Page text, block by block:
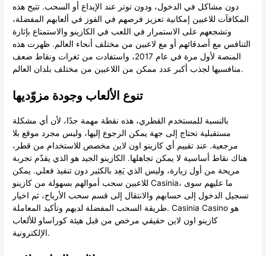
دون مشاكل في الدخول، ودون توتر عند الإيداع أو السحب. تتيح هذه
المكافآت للاعبين إمكانية تعزيز فرصهم في الفوز في ألعابهم المفضلة،
وتشجعهم على الاستمرار في اللعب في الكازينو والاستمتاع بإثارة
التنافس مع أصدقائهم أو مع لاعبين من مختلف أنحاء العالم. ظهرت هذه
المنصة لأول مرة في عام 2017، واستفادت من ثغرات ونقاط ضعف
منافسيها لجذب أكبر عدد ممكن من اللاعبين من مختلف بلدان العالم.
تنوع الألعاب وجودة مزوّديها
بالنسبة للمستخدم القطري، هذه نقطة مهمة جدًا، لأن أي مشكلة
مستقبلية تحتاج إلى جهة يمكن الرجوع إليها، وليس مجرد موقع بلا
مرجعية. عند تقييم أي كازينو اون لاين مخصص للاستخدام من قطر،
هناك نقاط أساسية لا يمكن تجاهلها. الكازينو الجيد هو الذي يقدّم تجربة
مريحة من أول زيارة، وليس الذي يَعِد بالكثير دون تنفيذ فعلي. يمكن
للاعبين سحب أموالهم بسهولة من كازينو Casinia، ما عليهم سوى
تسجيل الدخول إلى حسابهم والانتقال إلى قسم سحب الأرباح، ثم اخيار
طريقة السحب المفضلة لديهم وتأكيد المعاملة. Casinia Casino هو
كازينو اون لاين حقيقي مرخص من قبل هيئة كوراساو للألعاب
الإلكترونية.